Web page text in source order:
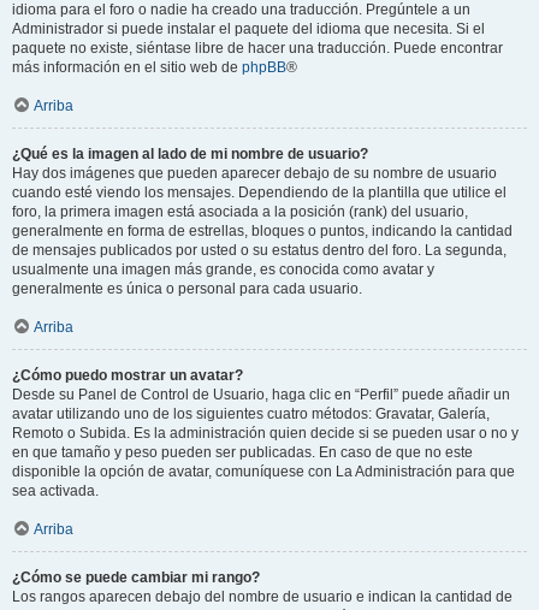
idioma para el foro o nadie ha creado una traducción. Pregúntele a un
Administrador si puede instalar el paquete del idioma que necesita. Si el
paquete no existe, siéntase libre de hacer una traducción. Puede encontrar
más información en el sitio web de phpBB®
Arriba
¿Qué es la imagen al lado de mi nombre de usuario?
Hay dos imágenes que pueden aparecer debajo de su nombre de usuario
cuando esté viendo los mensajes. Dependiendo de la plantilla que utilice el
foro, la primera imagen está asociada a la posición (rank) del usuario,
generalmente en forma de estrellas, bloques o puntos, indicando la cantidad
de mensajes publicados por usted o su estatus dentro del foro. La segunda,
usualmente una imagen más grande, es conocida como avatar y
generalmente es única o personal para cada usuario.
Arriba
¿Cómo puedo mostrar un avatar?
Desde su Panel de Control de Usuario, haga clic en “Perfil” puede añadir un
avatar utilizando uno de los siguientes cuatro métodos: Gravatar, Galería,
Remoto o Subida. Es la administración quien decide si se pueden usar o no y
en que tamaño y peso pueden ser publicadas. En caso de que no este
disponible la opción de avatar, comuníquese con La Administración para que
sea activada.
Arriba
¿Cómo se puede cambiar mi rango?
Los rangos aparecen debajo del nombre de usuario e indican la cantidad de